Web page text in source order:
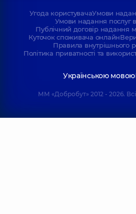
Угода користувачаУмови
Умови надання послуг
Публічний договір надання
Куточок споживача онлайн
Правила внутрішнього
Політика приватності та
Українською мовою
ММ «Добробут» 2012 - 2026.